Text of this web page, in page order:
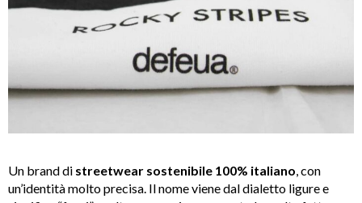
Un brand di streetwear sostenibile 100% italiano, con
un’identità molto precisa. Il nome viene dal dialetto ligure e